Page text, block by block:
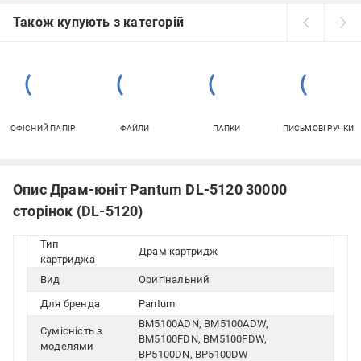
Також купують з категорій
ОФІСНИЙ ПАПІР ФАЙЛИ ПАПКИ ПИСЬМОВІ РУЧКИ
Опис Драм-юніт Pantum DL-5120 30000
сторінок (DL-5120)
Тип
картриджа
Драм картридж
Вид
Оригінальний
Для бренда
Pantum
Сумісність з
моделями
BM5100ADN, BM5100ADW,
BM5100FDN, BM5100FDW,
BP5100DN, BP5100DW